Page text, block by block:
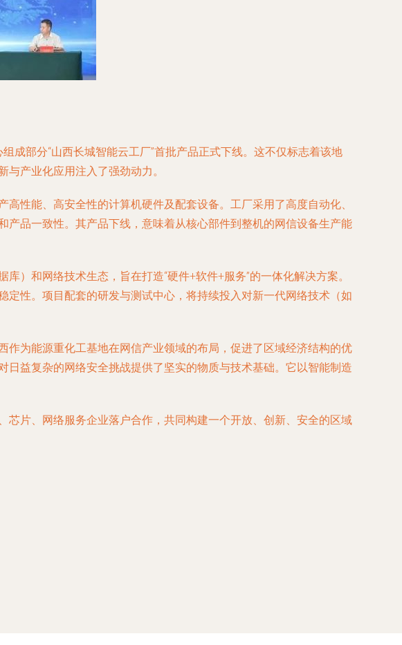
部分“山西长城智能云工厂”首批产品正式下线。这不仅标志着该地
产业化应用注入了强劲动力。
性能、高安全性的计算机硬件及配套设备。工厂采用了高度自动化、
品一致性。其产品下线，意味着从核心部件到整机的网信设备生产能
）和网络技术生态，旨在打造“硬件+软件+服务”的一体化解决方案。
性。项目配套的研发与测试中心，将持续投入对新一代网络技术（如
为能源重化工基地在网信产业领域的布局，促进了区域经济结构的优
益复杂的网络安全挑战提供了坚实的物质与技术基础。它以智能制造
片、网络服务企业落户合作，共同构建一个开放、创新、安全的区域